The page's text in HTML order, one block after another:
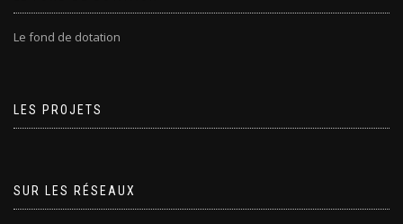
Le fond de dotation
LES PROJETS
SUR LES RÉSEAUX